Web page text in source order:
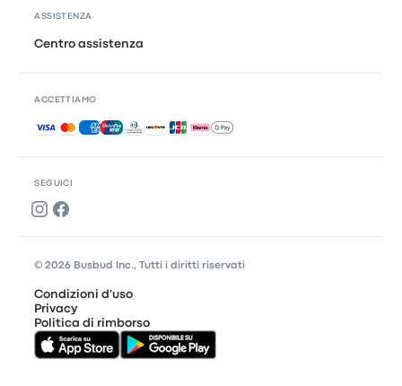
SEGUICI
ASSISTENZA
Centro assistenza
ACCETTIAMO
Pagamenti accettati
© 2026 Busbud Inc., Tutti i diritti riservati
Condizioni d'uso
Privacy
Politica di rimborso